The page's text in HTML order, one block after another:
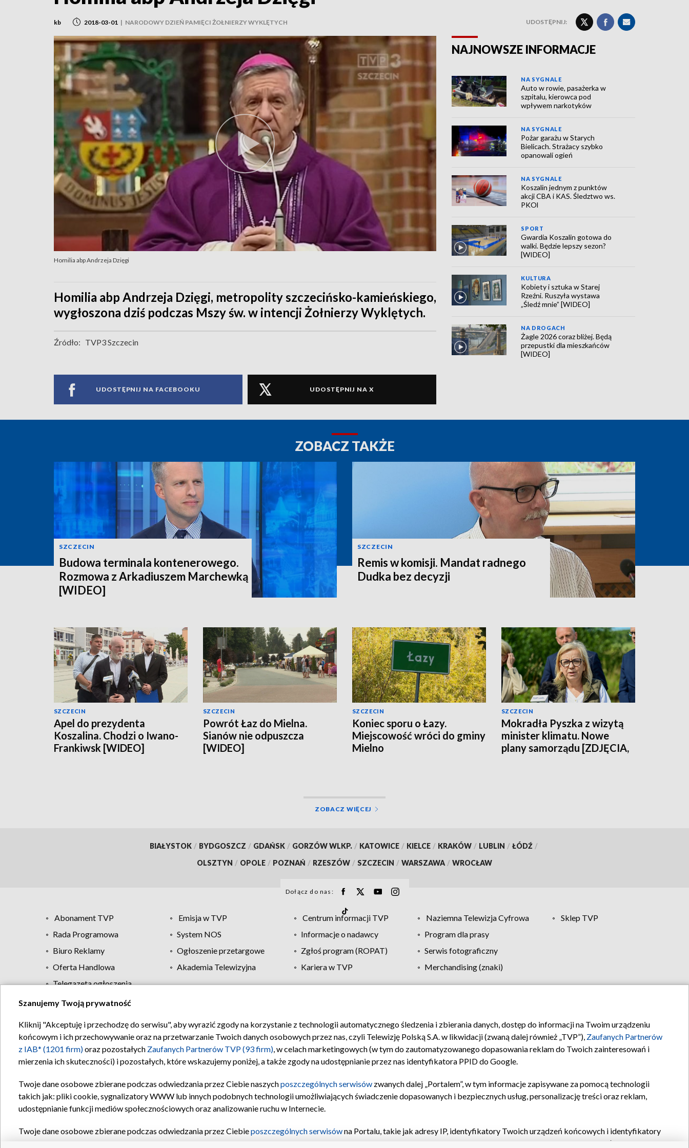
kb 2018-03-01 | NARODOWY DZIEŃ PAMIĘCI ŻOŁNIERZY WYKLĘTYCH UDOSTĘPNIJ:
Homilia abp Andrzeja Dzięgi
Homilia abp Andrzeja Dzięgi, metropolity szczecińsko-kamieńskiego,
wygłoszona dziś podczas Mszy św. w intencji Żołnierzy Wyklętych.
Źródło: TVP3 Szczecin
UDOSTĘPNIJ NA FACEBOOKU UDOSTĘPNIJ NA X
NAJNOWSZE INFORMACJE
NA SYGNALE
Auto w rowie, pasażerka w
szpitalu, kierowca pod
wpływem narkotyków
NA SYGNALE
Pożar garażu w Starych
Bielicach. Strażacy szybko
opanowali ogień
NA SYGNALE
Koszalin jednym z punktów
akcji CBA i KAS. Śledztwo ws.
PKOl
SPORT
Gwardia Koszalin gotowa do
walki. Będzie lepszy sezon?
[WIDEO]
KULTURA
Kobiety i sztuka w Starej
Rzeźni. Ruszyła wystawa
„Śledź mnie” [WIDEO]
NA DROGACH
Żagle 2026 coraz bliżej. Będą
przepustki dla mieszkańców
[WIDEO]
ZOBACZ TAKŻE
SZCZECIN
Budowa terminala kontenerowego.
Rozmowa z Arkadiuszem Marchewką
[WIDEO]
SZCZECIN
Remis w komisji. Mandat radnego
Dudka bez decyzji
SZCZECIN
Apel do prezydenta
Koszalina. Chodzi o Iwano-
Frankiwsk [WIDEO]
SZCZECIN
Powrót Łaz do Mielna.
Sianów nie odpuszcza
[WIDEO]
SZCZECIN
Koniec sporu o Łazy.
Miejscowość wróci do gminy
Mielno
SZCZECIN
Mokradła Pyszka z wizytą
minister klimatu. Nowe
plany samorządu [ZDJĘCIA,
ZOBACZ WIĘCEJ
BIAŁYSTOK / BYDGOSZCZ / GDAŃSK / GORZÓW WLKP. / KATOWICE / KIELCE / KRAKÓW / LUBLIN / ŁÓDŹ /
OLSZTYN / OPOLE / POZNAŃ / RZESZÓW / SZCZECIN / WARSZAWA / WROCŁAW
Dołącz do nas:
Abonament TVP Emisja w TVP Centrum informacji TVP Naziemna Telewizja Cyfrowa
Sklep TVP
Rada Programowa
System NOS Informacje o nadawcy
Program dla prasy
Biuro Reklamy
Ogłoszenie przetargowe Zgłoś program (ROPAT)
Serwis fotograficzny
Oferta Handlowa
Akademia Telewizyjna Kariera w TVP
Merchandising (znaki)
Telegazeta ogłoszenia
Regulamin TVP Polityka prywatności Moje zgody Pomoc Biuro reklamy Kontakt
Szanujemy Twoją prywatność
Kliknij "Akceptuję i przechodzę do serwisu", aby wyrazić zgody na korzystanie z technologii automatycznego śledzenia i zbierania danych, dostęp do informacji na Twoim urządzeniu
końcowym i ich przechowywanie oraz na przetwarzanie Twoich danych osobowych przez nas, czyli Telewizję Polską S.A. w likwidacji (zwaną dalej również „TVP”), Zaufanych Partnerów
z IAB* (1201 firm)oraz pozostałych Zaufanych Partnerów TVP (93 firm), w celach marketingowych (w tym do zautomatyzowanego dopasowania reklam do Twoich zainteresowań i
mierzenia ich skuteczności) i pozostałych, które wskazujemy poniżej, a także zgody na udostępnianie przez nas identyfikatora PPID do Google.
Twoje dane osobowe zbierane podczas odwiedzania przez Ciebie naszychposzczególnych serwisów zwanych dalej „Portalem”, w tym informacje zapisywane za pomocą technologii
takich jak: pliki cookie, sygnalizatory WWW lub innych podobnych technologii umożliwiających świadczenie dopasowanych i bezpiecznych usług, personalizację treści oraz reklam,
udostępnianie funkcji mediów społecznościowych oraz analizowanie ruchu w Internecie.
Twoje dane osobowe zbierane podczas odwiedzania przez Ciebieposzczególnych serwisówna Portalu, takie jak adresy IP, identyfikatory Twoich urządzeń końcowych i identyfikatory
oraz pozostałych